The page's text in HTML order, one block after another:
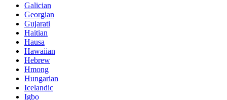
Galician
Georgian
Gujarati
Haitian
Hausa
Hawaiian
Hebrew
Hmong
Hungarian
Icelandic
Igbo